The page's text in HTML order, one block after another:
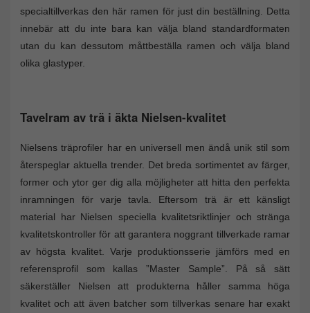
specialtillverkas den här ramen för just din beställning. Detta
innebär att du inte bara kan välja bland standardformaten
utan du kan dessutom måttbeställa ramen och välja bland
olika glastyper.
Tavelram av trä i äkta Nielsen-kvalitet
Nielsens träprofiler har en universell men ändå unik stil som
återspeglar aktuella trender. Det breda sortimentet av färger,
former och ytor ger dig alla möjligheter att hitta den perfekta
inramningen för varje tavla. Eftersom trä är ett känsligt
material har Nielsen speciella kvalitetsriktlinjer och stränga
kvalitetskontroller för att garantera noggrant tillverkade ramar
av högsta kvalitet. Varje produktionsserie jämförs med en
referensprofil som kallas ”Master Sample”. På så sätt
säkerställer Nielsen att produkterna håller samma höga
kvalitet och att även batcher som tillverkas senare har exakt